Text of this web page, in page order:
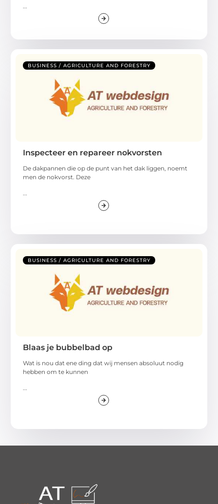
BUSINESS / AGRICULTURE AND FORESTRY
Inspecteer en repareer nokvorsten
De dakpannen die op de punt van het dak liggen, noemt
men de nokvorst. Deze
BUSINESS / AGRICULTURE AND FORESTRY
Blaas je bubbelbad op
Wat is nou dat ene ding dat wij mensen absoluut nodig
hebben om te kunnen